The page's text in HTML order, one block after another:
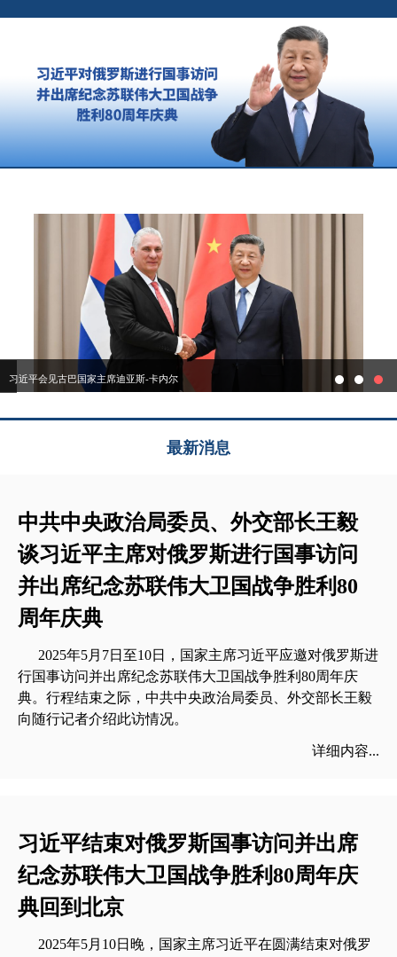
习近平会见古巴国家主席迪亚斯-卡内尔
最新消息
中共中央政治局委员、外交部长王毅
谈习近平主席对俄罗斯进行国事访问
并出席纪念苏联伟大卫国战争胜利80
周年庆典
2025年5月7日至10日，国家主席习近平应邀对俄罗斯进
行国事访问并出席纪念苏联伟大卫国战争胜利80周年庆
典。行程结束之际，中共中央政治局委员、外交部长王毅
向随行记者介绍此访情况。
详细内容...
习近平结束对俄罗斯国事访问并出席
纪念苏联伟大卫国战争胜利80周年庆
典回到北京
2025年5月10日晚，国家主席习近平在圆满结束对俄罗